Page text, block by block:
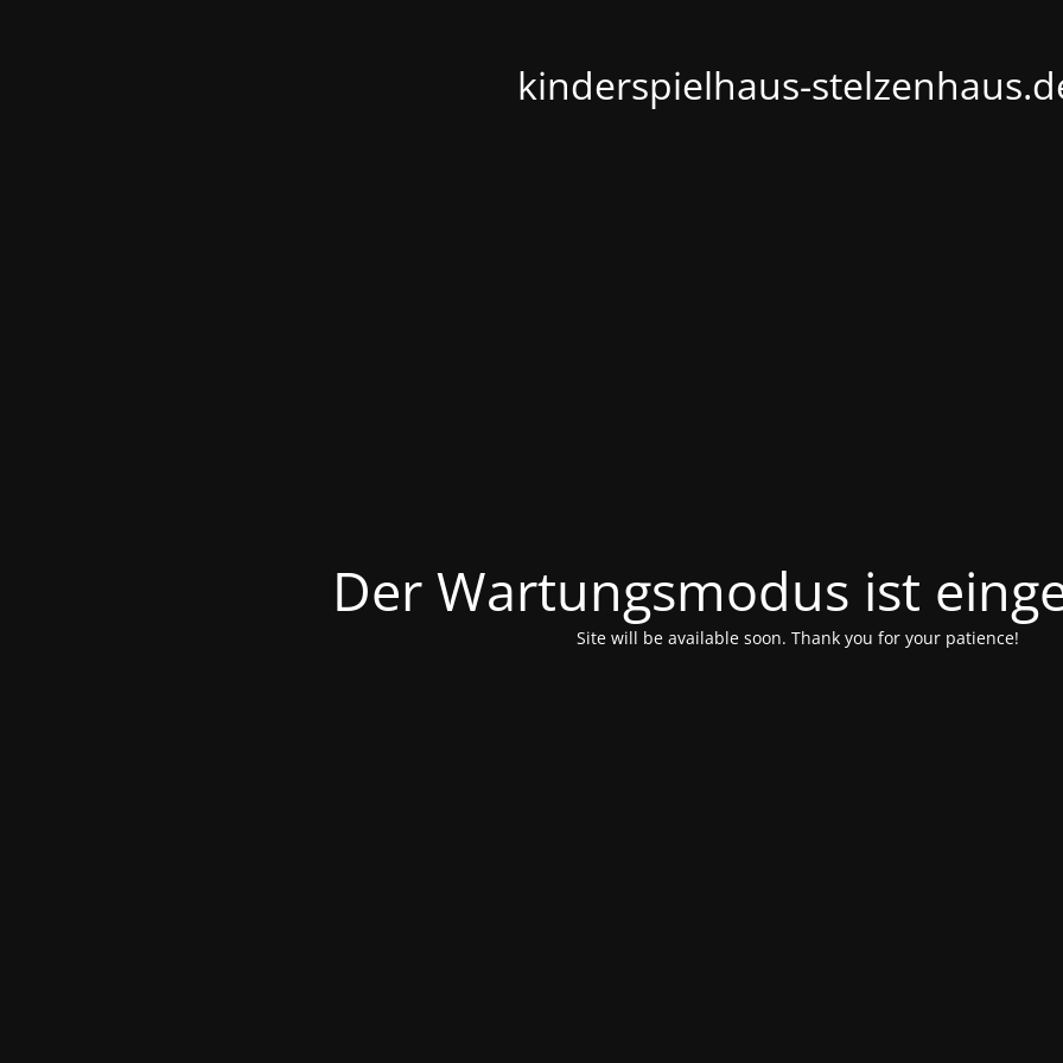
kinderspielhaus-
Der Wartungsmodus ist
Site will be available soon. Thank you for your patience!